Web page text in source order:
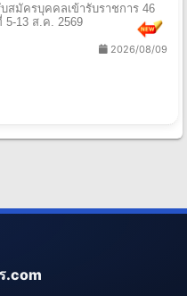
สมัครบุคคลเข้ารับราชการ 46
5-13 ส.ค. 2569
2026/08/09
.com